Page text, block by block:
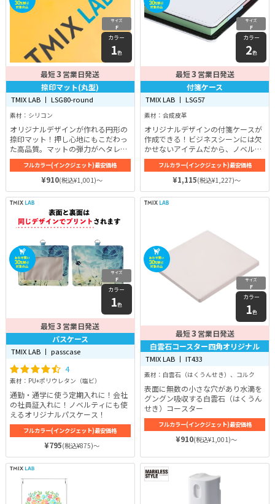
サイズ
F
カラー
1色
最短3 営業日発送
捺印マット(丸型)
TMIX LAB 丨 LSG80-round
素材：シリコン
オリジナルデザインが作れる円形の
捺印マット！押し心地にもこだわっ
た高品質。マットの弾力がヘタレに
くく、長期間使用きれいに印鑑が押
せる。フルカラー(インクジェット)最安価格
¥910(税込¥1,001)～
サイズ
F
カラー
2色
最短3 営業日発送
付箋ケース
TMIX LAB 丨 LSG57
素材：合成皮革
オリジナルデザインの付箋ケースが
作成できる！ビジネスシーンには欠
かせないアイテムだから、ノベルテ
ィやイベント販促にもぴったり。ス
リムな正方形で持ち運びしやすい。
高品質印刷で、まるで市販品のよう
な高級感のある仕上がりに。
フルカラー(インクジェット)最安価格
¥1,115(税込¥1,227)～
サイズ
F
カラー
1色
最短3 営業日発送
パスケース
TMIX LAB 丨 passcase
4
素材：PU+ポリウレタン（塩ビ）
通勤・通学に使う定期入れに！会社
の社員証入れに！ノベルティにも使
えるオリジナルパスケース！
フルカラー(インクジェット)最安価格
¥795(税込¥875)～
サイズ
F
カラー
1色
最短3 営業日発送
白雲石コースター四角オリジナル
TMIX LAB 丨 IT433
素材：白雲石（はくうんせき）、コルク
表面に無数の小さな穴があり水滴を
グングン吸収する白雲石（はくうん
せき）コースター
フルカラー(インクジェット)最安価格
¥910(税込¥1,001)～